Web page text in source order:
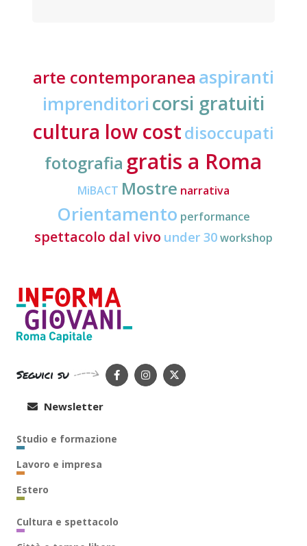
arte contemporanea aspiranti
imprenditori corsi gratuiti
cultura low costdisoccupati
fotografia gratis a Roma
MiBACT Mostre narrativa
Orientamento performance
spettacolo dal vivo under 30workshop
Seguici su
Newsletter
Studio e formazione
Lavoro e impresa
Estero
Cultura e spettacolo